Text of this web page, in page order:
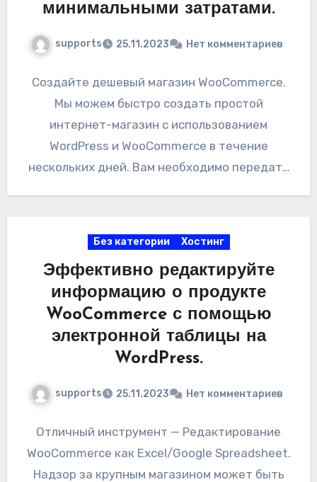
минимальными затратами.
supports 25.11.2023 Нет комментариев
Создайте дешевый магазин WooCommerce.
Мы можем быстро создать простой
интернет-магазин с использованием
WordPress и WooCommerce в течение
нескольких дней. Вам необходимо передать
Без категории Хостинг
Эффективно редактируйте
информацию о продукте
WooCommerce с помощью
электронной таблицы на
WordPress.
supports 25.11.2023 Нет комментариев
Отличный инструмент — Редактирование
WooCommerce как Excel/Google Spreadsheet.
Надзор за крупным магазином может быть